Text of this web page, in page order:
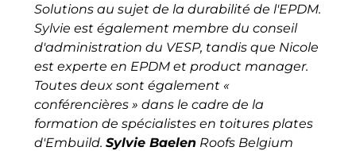
Solutions au sujet de la durabilité de l'EPDM.
Sylvie est également membre du conseil
d'administration du VESP, tandis que Nicole
est experte en EPDM et product manager.
Toutes deux sont également «
conférencières » dans le cadre de la
formation de spécialistes en toitures plates
d'Embuild. Sylvie BaelenRoofs Belgium